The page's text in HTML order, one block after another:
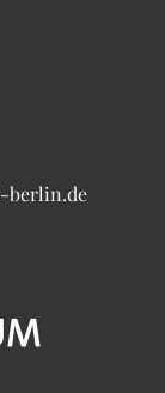
berlin.de